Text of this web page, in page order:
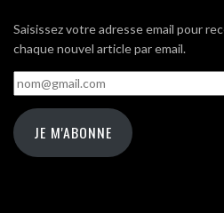
Saisissez votre adresse email pour
chaque nouvel article par email.
nom@gmail.com
JE M'ABONNE